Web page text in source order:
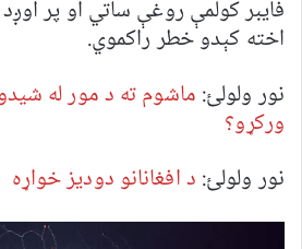
فایبر کولمې روغې ساتي او پر
اخته کېدو خطر راکموي.
نور ولولئ: ماشوم ته د مور له
ورکړو؟
نور ولولئ: د افغانانو دودیز خواړه